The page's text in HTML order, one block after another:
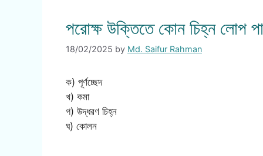
পরোক্ষ উক্তিতে কোন চিহ্ন লোপ
18/02/2025 by Md. Saifur Rahman
ক) পূর্ণচ্ছেদ
খ) কমা
গ) উদ্ধরণ চিহ্ন
ঘ) কোলন